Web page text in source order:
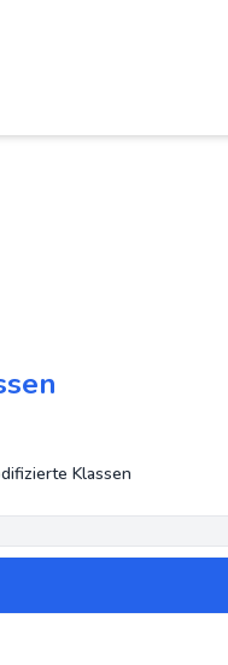
Klassen